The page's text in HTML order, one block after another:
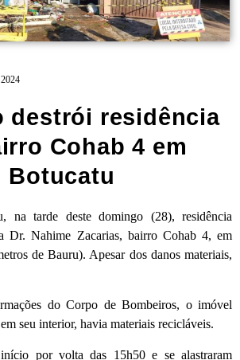
destrói residência
Cohab 4 em
Botucatu
na tarde deste domingo (28), residência
Dr. Nahime Zacarias, bairro Cohab 4, em
de Bauru). Apesar dos danos materiais,
do Corpo de Bombeiros, o imóvel
seu interior, havia materiais recicláveis.
por volta das 15h50 e se alastraram